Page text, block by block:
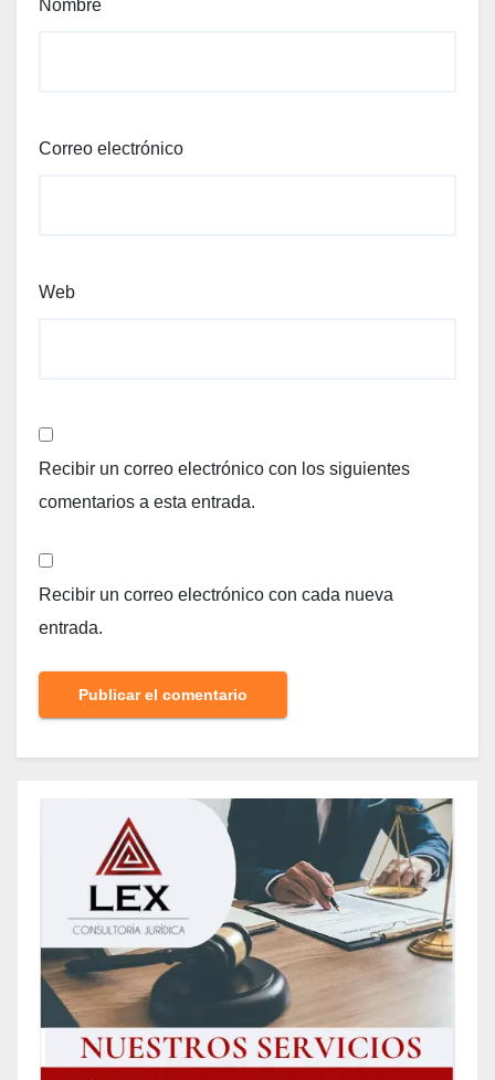
Nombre
Correo electrónico
Web
Recibir un correo electrónico con los siguientes
comentarios a esta entrada.
Recibir un correo electrónico con cada nueva
entrada.